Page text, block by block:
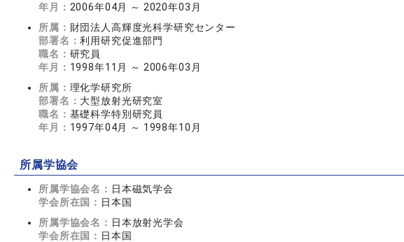
年月： 2006年04月 ～ 2020年03月
所属： 財団法人高輝度光科学研究センター
部署名：利用研究促進部門
職名： 研究員
年月： 1998年11月 ～ 2006年03月
所属： 理化学研究所
部署名： 大型放射光研究室
職名： 基礎科学特別研究員
年月： 1997年04月 ～ 1998年10月
所属学協会
所属学協会名： 日本磁気学会
学会所在国： 日本国
所属学協会名： 日本放射光学会
学会所在国： 日本国